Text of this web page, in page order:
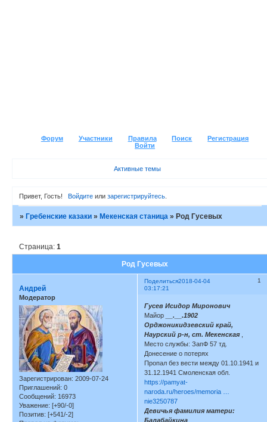
Форум Участники Правила Поиск
Регистрация
Войти
Активные темы
Привет, Гость! Войдитеили зарегистрируйтесь.
»Гребенские казаки »Мекенская станица »Род Гусевых
Род Гусевых
Страница:1
Поделиться 1
2018-04-04
03:17:21
Андрей
Модератор
Зарегистрирован: 2009-07-24
Приглашений: 0
Сообщений: 16973
Уважение: [+90/-0]
Позитив: [+541/-2]
Гусев Исидор Миронович
Майор
__.__.1902
Орджоникидзевский край,
Наурский р-н, ст. Мекенская,
Место службы: ЗапФ 57 тд.
Донесение о потерях
Пропал без вести между 01.10.1941 и
31.12.1941 Смоленская обл.
https://pamyat-
naroda.ru/heroes/memoria …
nie3250787
Девичья фамилия матери:
Балабайкина